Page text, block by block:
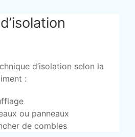
d’isolation selon la
:
ou panneaux
de combles